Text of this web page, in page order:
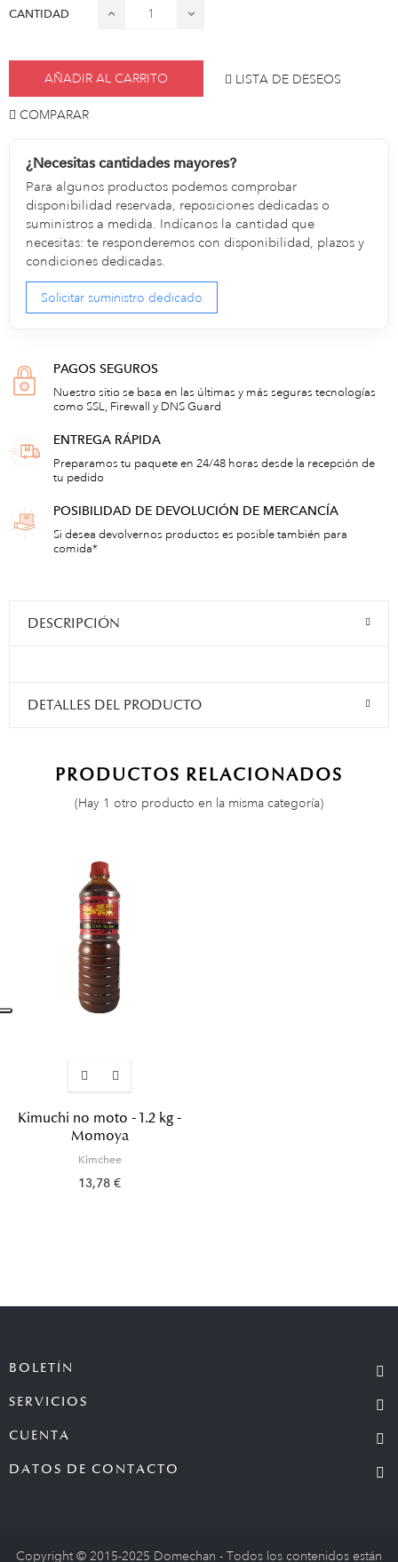
CANTIDAD
AÑADIR AL CARRITO LISTA DE DESEOS
COMPARAR
¿Necesitas cantidades mayores?
Para algunos productos podemos comprobar
disponibilidad reservada, reposiciones dedicadas o
suministros a medida. Indícanos la cantidad que
necesitas: te responderemos con disponibilidad, plazos y
condiciones dedicadas.
Solicitar suministro dedicado
PAGOS SEGUROS
Nuestro sitio se basa en las últimas y más seguras tecnologías
como SSL, Firewall y DNS Guard
ENTREGA RÁPIDA
Preparamos tu paquete en 24/48 horas desde la recepción de
tu pedido
POSIBILIDAD DE DEVOLUCIÓN DE MERCANCÍA
Si desea devolvernos productos es posible también para
comida*
DESCRIPCIÓN
DETALLES DEL PRODUCTO
PRODUCTOS RELACIONADOS
(Hay 1 otro producto en la misma categoría)
Kimuchi no moto - 1.2 kg -
Momoya
Kimchee
13,78 €
BOLETÍN
SERVICIOS
CUENTA
DATOS DE CONTACTO
Copyright © 2015-2025 Domechan - Todos los contenidos están